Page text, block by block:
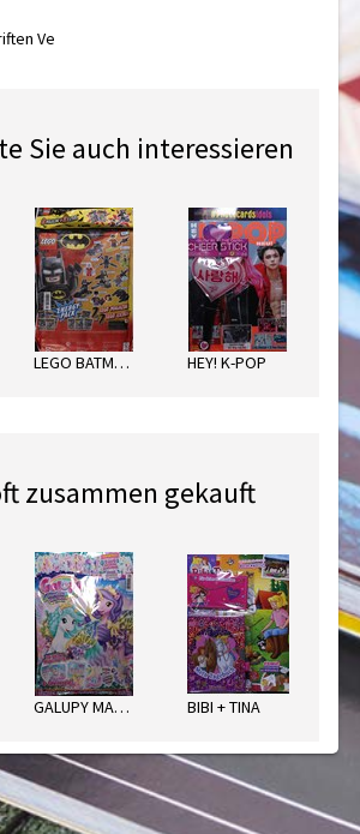
Ve
Sie auch interessieren
LEGO BATMAN ENERGY PACK HEY! K-POP
zusammen gekauft
GALUPY MAGAZIN BIBI + TINA